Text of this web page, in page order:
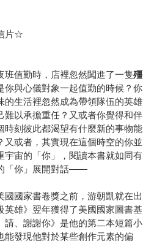
片☆
班值勤時，店裡忽然闖進了一隻殭
與心儀對象一起值勤的時候？你
的生活裡忽然成為帶領隊伍的英雄
難以承擔重任？又或者你覺得和伴
時刻彼此都渴望有什麼新的事物能
又或者，其實現在這個時空的你並
宇宙的「你」，閱讀本書就如同有
「你」展開對話——
國家書卷獎之前，游朝凱就在出
英雄》翌年獲得了美國國家圖書基
請、謝謝你》是他的第二本短篇小
能發現他對於某些創作元素的偏